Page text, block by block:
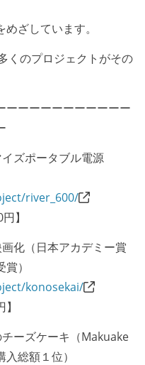
ざしています。
くのプロジェクトがその
ーーーーーーーーーーー
ズポータブル電源
river_600/
】
化（日本アカデミー賞
）
konosekai/
ーズケーキ（Makuake
総額１位）